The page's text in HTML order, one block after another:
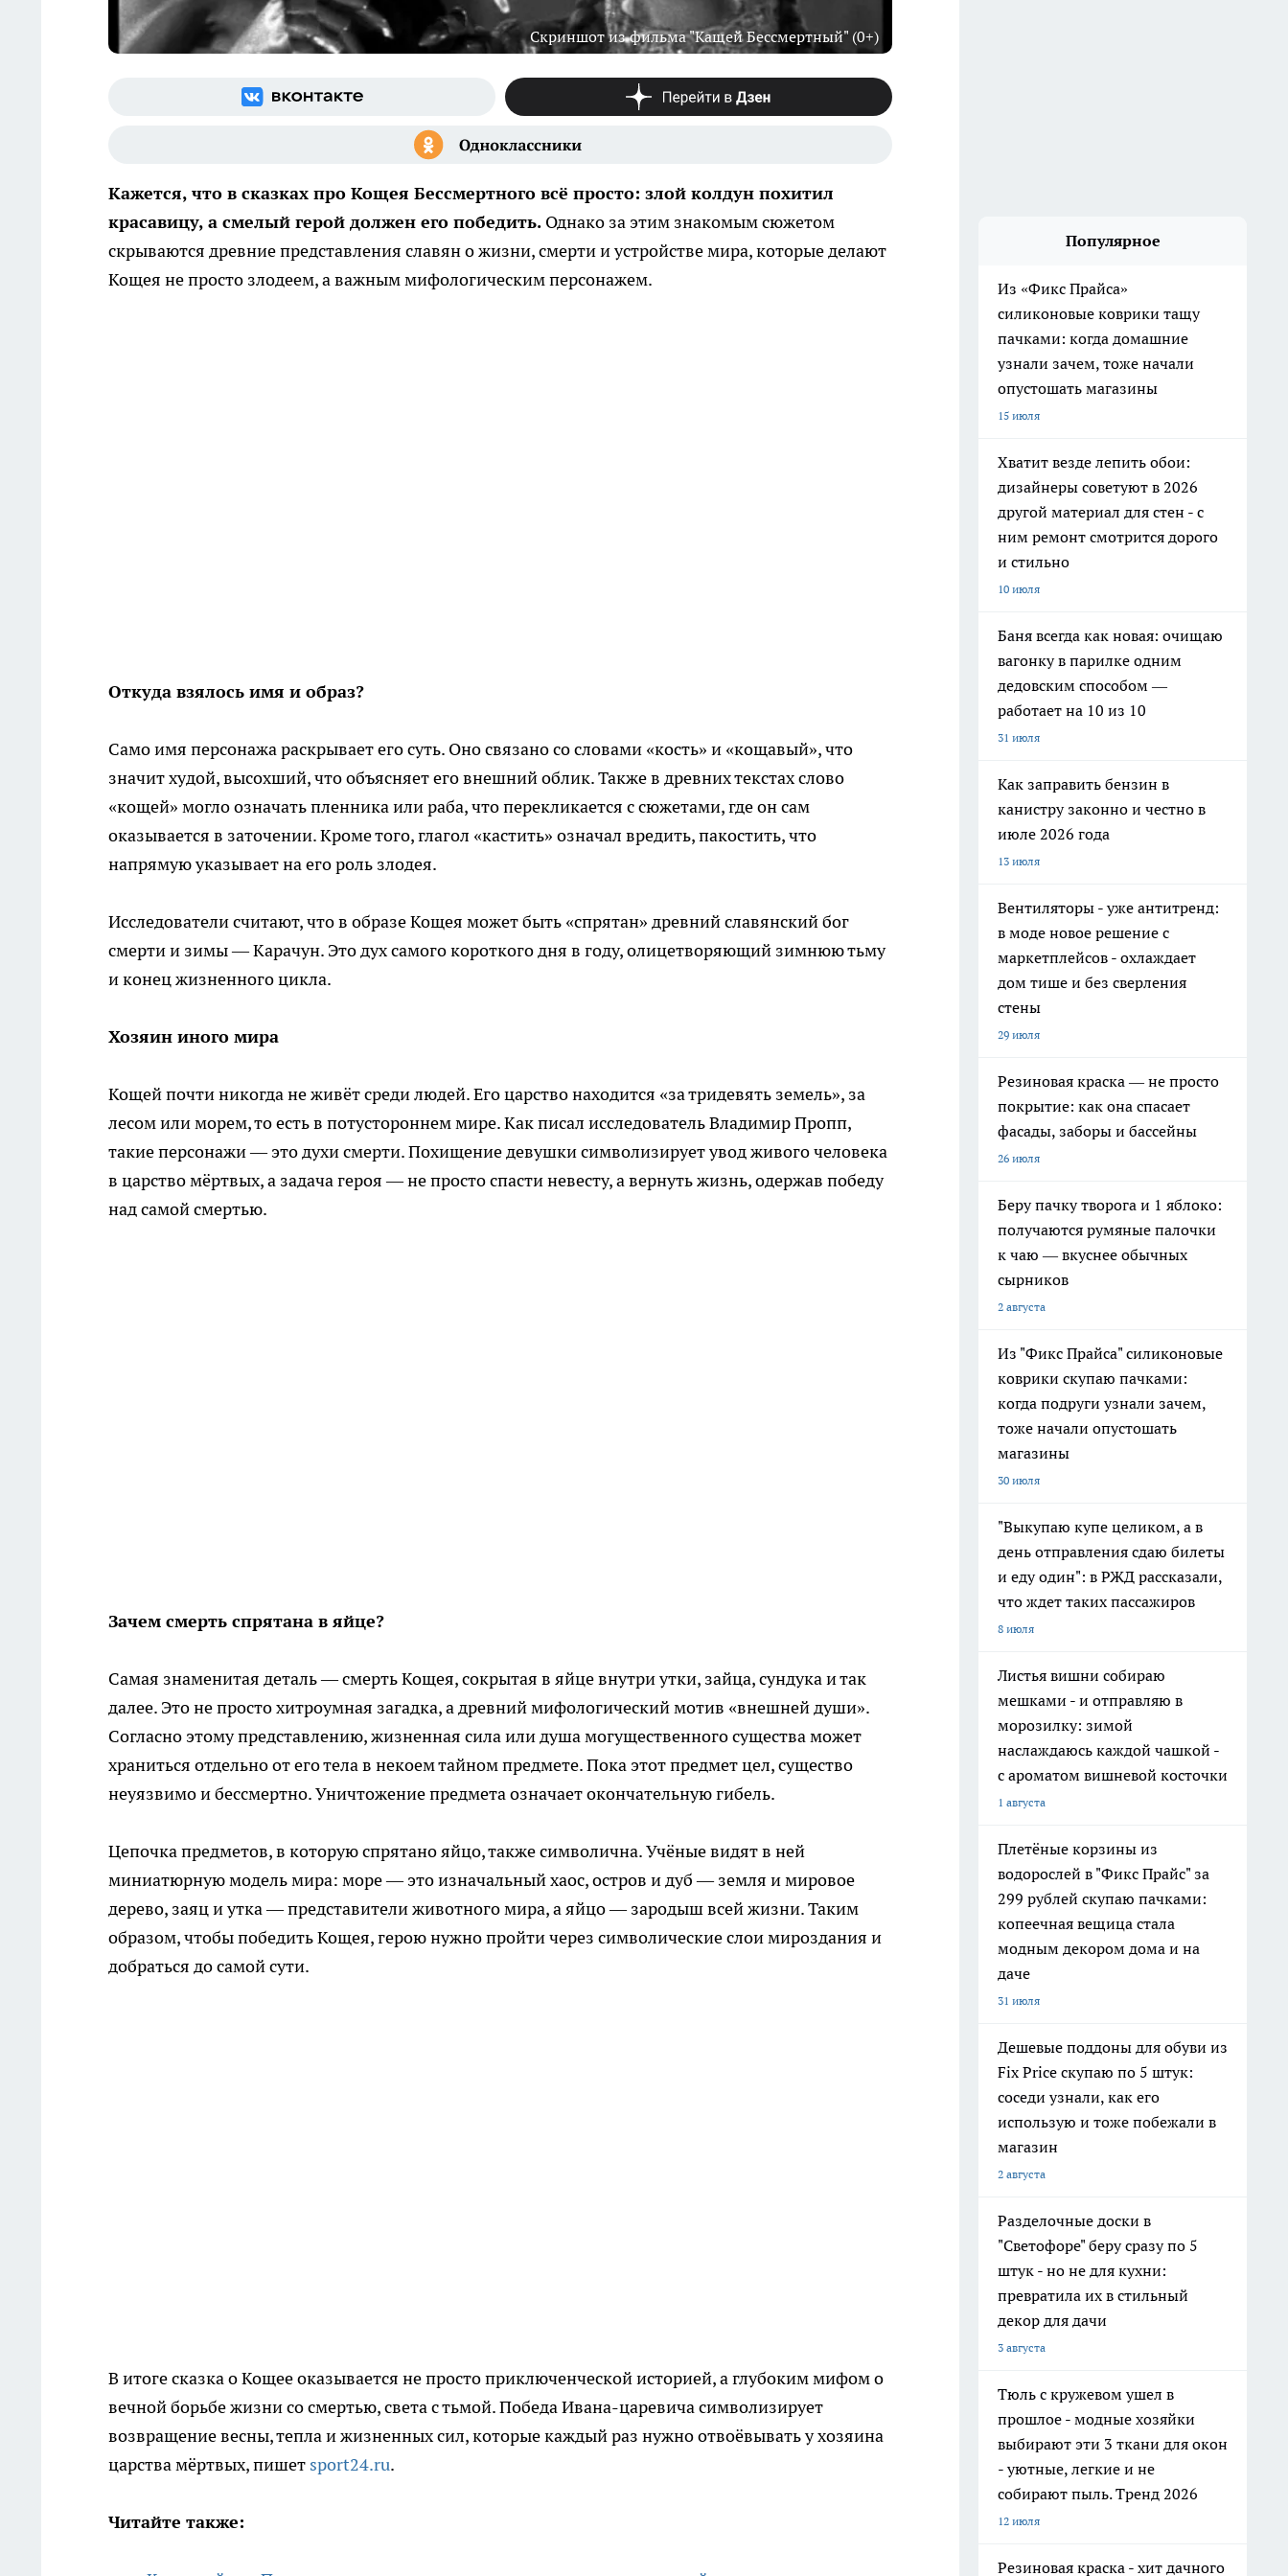
Скриншот из фильма "Кащей Бессмертный" (0+)
Кажется, что в сказках про Кощея Бессмертного всё просто: злой колдун похитил
красавицу, а смелый герой должен его победить. Однако за этим знакомым сюжетом
скрываются древние представления славян о жизни, смерти и устройстве мира, которые делают
Кощея не просто злодеем, а важным мифологическим персонажем.
Откуда взялось имя и образ?
Само имя персонажа раскрывает его суть. Оно связано со словами «кость» и «кощавый», что
значит худой, высохший, что объясняет его внешний облик. Также в древних текстах слово
«кощей» могло означать пленника или раба, что перекликается с сюжетами, где он сам
оказывается в заточении. Кроме того, глагол «кастить» означал вредить, пакостить, что
напрямую указывает на его роль злодея.
Исследователи считают, что в образе Кощея может быть «спрятан» древний славянский бог
смерти и зимы — Карачун. Это дух самого короткого дня в году, олицетворяющий зимнюю тьму
и конец жизненного цикла.
Хозяин иного мира
Кощей почти никогда не живёт среди людей. Его царство находится «за тридевять земель», за
лесом или морем, то есть в потустороннем мире. Как писал исследователь Владимир Пропп,
такие персонажи — это духи смерти. Похищение девушки символизирует увод живого человека
в царство мёртвых, а задача героя — не просто спасти невесту, а вернуть жизнь, одержав победу
над самой смертью.
Зачем смерть спрятана в яйце?
Самая знаменитая деталь — смерть Кощея, сокрытая в яйце внутри утки, зайца, сундука и так
далее. Это не просто хитроумная загадка, а древний мифологический мотив «внешней души».
Согласно этому представлению, жизненная сила или душа могущественного существа может
храниться отдельно от его тела в некоем тайном предмете. Пока этот предмет цел, существо
неуязвимо и бессмертно. Уничтожение предмета означает окончательную гибель.
Цепочка предметов, в которую спрятано яйцо, также символична. Учёные видят в ней
миниатюрную модель мира: море — это изначальный хаос, остров и дуб — земля и мировое
дерево, заяц и утка — представители животного мира, а яйцо — зародыш всей жизни. Таким
образом, чтобы победить Кощея, герою нужно пройти через символические слои мироздания и
добраться до самой сути.
В итоге сказка о Кощее оказывается не просто приключенческой историей, а глубоким мифом о
вечной борьбе жизни со смертью, света с тьмой. Победа Ивана-царевича символизирует
возвращение весны, тепла и жизненных сил, которые каждый раз нужно отвоёвывать у хозяина
царства мёртвых, пишет sport24.ru.
Читайте также:
Популярное
Из «Фикс Прайса»
силиконовые коврики тащу
пачками: когда домашние
узнали зачем, тоже начали
опустошать магазины
15 июля
Хватит везде лепить обои:
дизайнеры советуют в 2026
другой материал для стен - с
ним ремонт смотрится дорого
и стильно
10 июля
Баня всегда как новая: очищаю
вагонку в парилке одним
дедовским способом —
работает на 10 из 10
31 июля
Как заправить бензин в
канистру законно и честно в
июле 2026 года
13 июля
Вентиляторы - уже антитренд:
в моде новое решение с
маркетплейсов - охлаждает
дом тише и без сверления
стены
29 июля
Резиновая краска — не просто
покрытие: как она спасает
фасады, заборы и бассейны
26 июля
Беру пачку творога и 1 яблоко:
получаются румяные палочки
к чаю — вкуснее обычных
сырников
2 августа
Из "Фикс Прайса" силиконовые
коврики скупаю пачками:
когда подруги узнали зачем,
тоже начали опустошать
магазины
30 июля
"Выкупаю купе целиком, а в
день отправления сдаю билеты
и еду один": в РЖД рассказали,
что ждет таких пассажиров
8 июля
Листья вишни собираю
мешками - и отправляю в
морозилку: зимой
наслаждаюсь каждой чашкой -
с ароматом вишневой косточки
1 августа
Плетёные корзины из
водорослей в "Фикс Прайс" за
299 рублей скупаю пачками:
копеечная вещица стала
модным декором дома и на
даче
31 июля
Дешевые поддоны для обуви из
Fix Price скупаю по 5 штук:
соседи узнали, как его
использую и тоже побежали в
магазин
2 августа
Разделочные доски в
"Светофоре" беру сразу по 5
штук - но не для кухни:
превратила их в стильный
декор для дачи
3 августа
Тюль с кружевом ушел в
прошлое - модные хозяйки
выбирают эти 3 ткани для окон
- уютные, легкие и не
собирают пыль. Тренд 2026
12 июля
Резиновая краска - хит дачного